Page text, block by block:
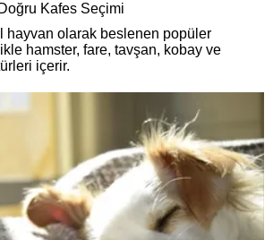
Kafes Seçimi
hayvan olarak beslenen popüler
hamster, fare, tavşan, kobay ve
içerir.